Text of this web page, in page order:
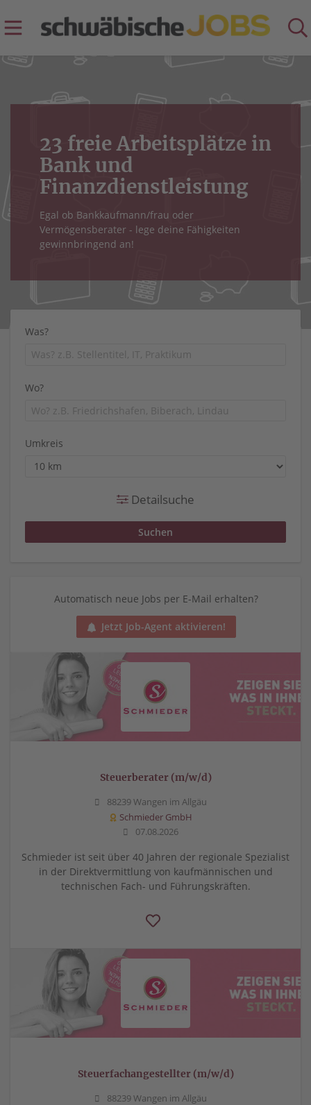
23 freie Arbeitsplätze in
Bank und
Finanzdienstleistung
Egal ob Bankkaufmann/frau oder
Vermögensberater - lege deine Fähigkeiten
gewinnbringend an!
Was?
Wo?
Umkreis
Detailsuche
Automatisch neue Jobs per E-Mail erhalten?
Jetzt Job-Agent aktivieren!
Steuerberater (m/w/d)
88239 Wangen im Allgäu
Schmieder GmbH
07.08.2026
Schmieder ist seit über 40 Jahren der regionale Spezialist
in der Direktvermittlung von kaufmännischen und
technischen Fach- und Führungskräften.
Steuerfachangestellter (m/w/d)
88239 Wangen im Allgäu